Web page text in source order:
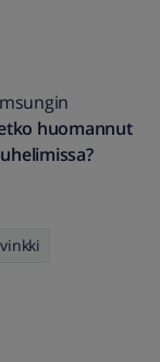
huomannut